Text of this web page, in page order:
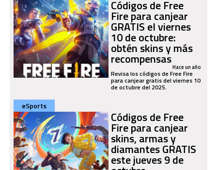
Códigos de Free
Fire para canjear
GRATIS el viernes
10 de octubre:
obtén skins y más
recompensasHace un año
Revisa los códigos de Free Fire
para canjear gratis del viernes 10
de octubre del 2025.
eSports
Códigos de Free
Fire para canjear
skins, armas y
diamantes GRATIS
este jueves 9 de